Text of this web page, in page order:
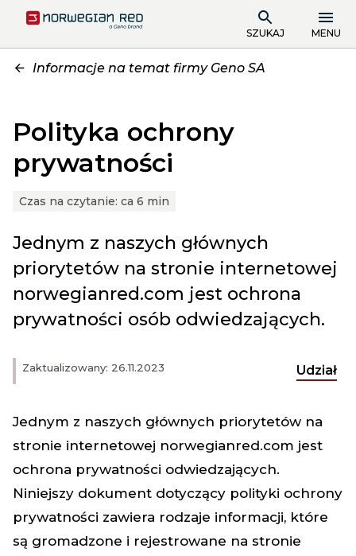
SZUKAJ MENU
Informacje na temat firmy Geno SA
Polityka ochrony
prywatności
Czas na czytanie: ca 6 min
Zaktualizowany: 26.11.2023 Udział
Jednym z naszych głównych
priorytetów na stronie internetowej
norwegianred.com jest ochrona
prywatności osób odwiedzających.
Jednym z naszych głównych priorytetów na
stronie internetowej norwegianred.com jest
ochrona prywatności odwiedzających.
Niniejszy dokument dotyczący polityki ochrony
prywatności zawiera rodzaje informacji, które
są gromadzone i rejestrowane na stronie